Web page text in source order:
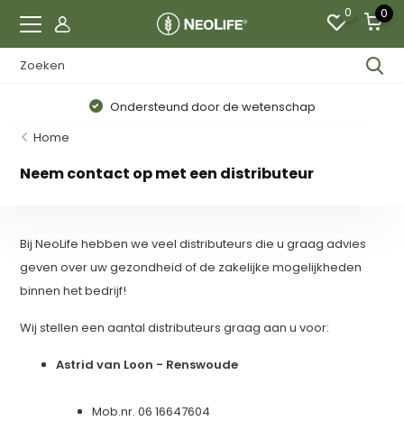
0 0
Ondersteund door de wetenschap
Home
Neem contact op met een distributeur
Bij NeoLife hebben we veel distributeurs die u graag advies
geven over uw gezondheid of de zakelijke mogelijkheden
binnen het bedrijf!
Wij stellen een aantal distributeurs graag aan u voor:
Astrid van Loon - Renswoude
Mob.nr. 06 16647604